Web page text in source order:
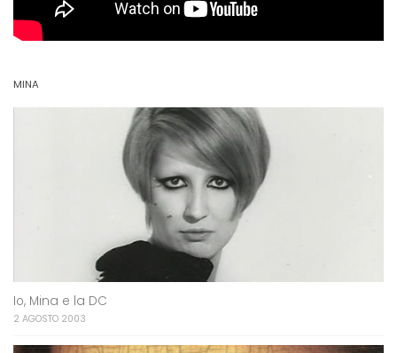
MINA
Io, Mina e la DC
2 AGOSTO 2003